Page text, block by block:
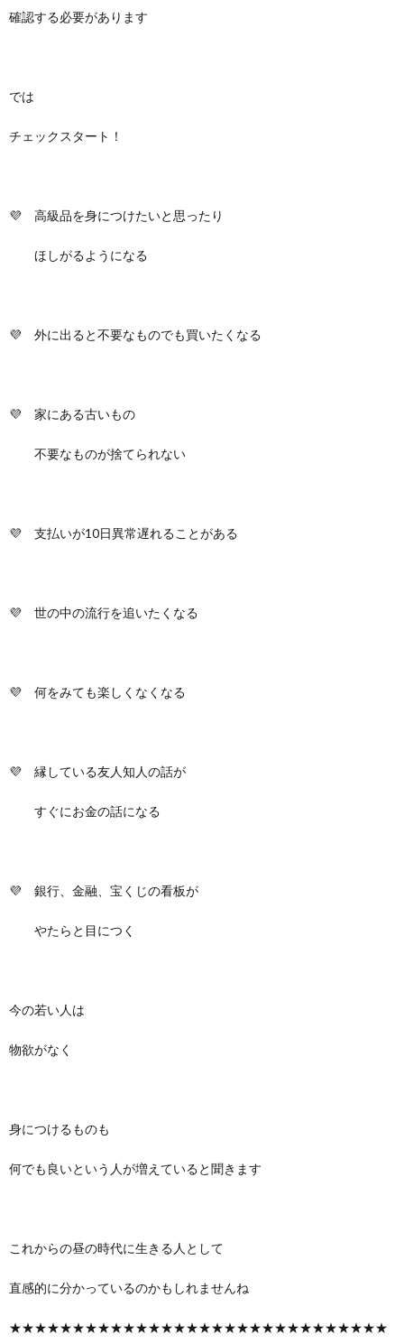
確認する必要があります
では
チェックスタート！
💜 高級品を身につけたいと思ったり
ほしがるようになる
💜 外に出ると不要なものでも買いたくなる
💜 家にある古いもの
不要なものが捨てられない
💜 支払いが10日異常遅れることがある
💜 世の中の流行を追いたくなる
💜 何をみても楽しくなくなる
💜 縁している友人知人の話が
すぐにお金の話になる
💜 銀行、金融、宝くじの看板が
やたらと目につく
今の若い人は
物欲がなく
身につけるものも
何でも良いという人が増えていると聞きます
これからの昼の時代に生きる人として
直感的に分かっているのかもしれませんね
★★★★★★★★★★★★★★★★★★★★★★★★★★★★★★